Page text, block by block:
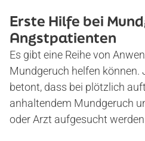
Erste Hilfe bei
Angstpatienten
Es gibt eine Reihe von
Mundgeruch helfen können.
betont, dass bei plötzlich
anhaltendem Mundgeruch
oder Arzt aufgesucht